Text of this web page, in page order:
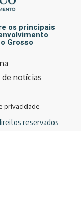
os principais
Grosso
notícias
privacidade
reservados